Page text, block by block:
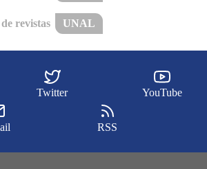
revistas UNAL
Twitter YouTube
RSS